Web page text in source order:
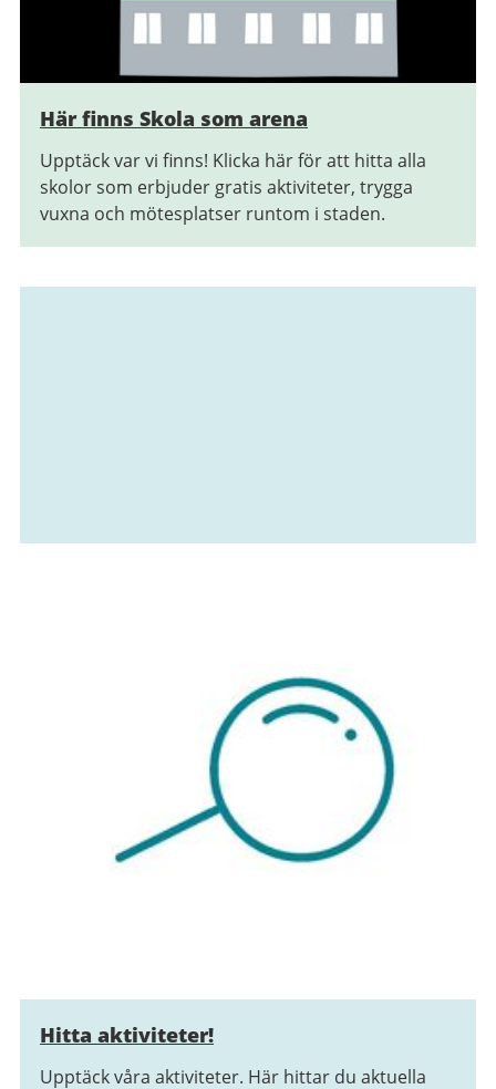
Här finns Skola som arena
Upptäck var vi finns! Klicka här för att hitta alla
skolor som erbjuder gratis aktiviteter, trygga
vuxna och mötesplatser runtom i staden.
Hitta aktiviteter!
Upptäck våra aktiviteter. Här hittar du aktuella